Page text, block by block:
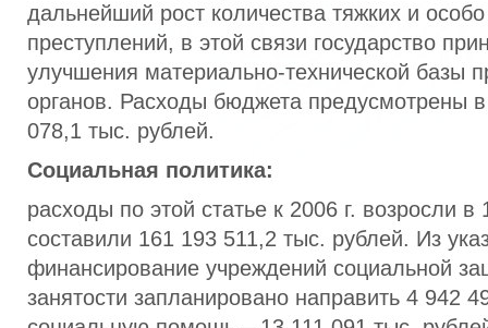
дальнейший рост количества тяжких и
преступлений, в этой связи государство
улучшения материально-технической базы
органов. Расходы бюджета предусмотрены
078,1 тыс. рублей.
Социальная политика:
расходы по этой статье к 2006 г. возросли в
составили 161 193 511,2 тыс. рублей. Из
финансирование учреждений социальной
занятости запланировано направить 4 942